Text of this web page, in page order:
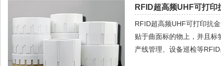
RFID超高频UHF可打印
RFID超高频UHF可打印抗
贴于曲面标的物上，并且
产线管理、设备巡检等